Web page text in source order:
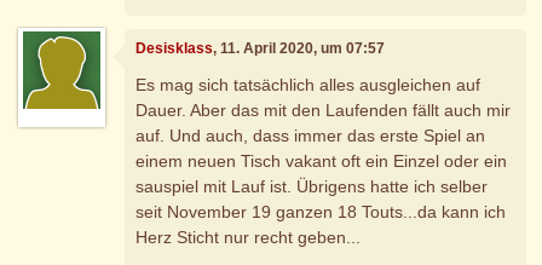
Desisklass, 11. April 2020, um 07:57
Es mag sich tatsächlich alles ausgleichen auf
Dauer. Aber das mit den Laufenden fällt auch mir
auf. Und auch, dass immer das erste Spiel an
einem neuen Tisch vakant oft ein Einzel oder ein
sauspiel mit Lauf ist. Übrigens hatte ich selber
seit November 19 ganzen 18 Touts...da kann ich
Herz Sticht nur recht geben...